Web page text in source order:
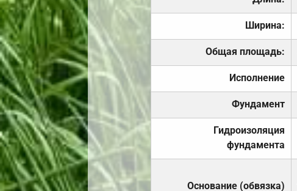
Ширина:
Общая площадь:
Исполнение
Фундамент
Гидроизоляция
фундамента
Основание (обвязка)